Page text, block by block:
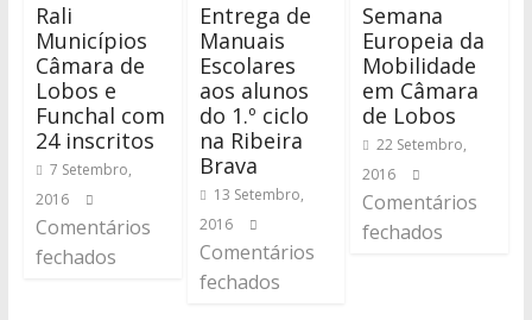
Rali
Municípios
Câmara de
Lobos e
Funchal com
24 inscritos
7 Setembro,
2016
Comentários
fechados
Entrega de
Manuais
Escolares
aos alunos
do 1.º ciclo
na Ribeira
Brava
13 Setembro,
2016
Comentários
fechados
Semana
Europeia da
Mobilidade
em Câmara
de Lobos
22 Setembro,
2016
Comentários
fechados